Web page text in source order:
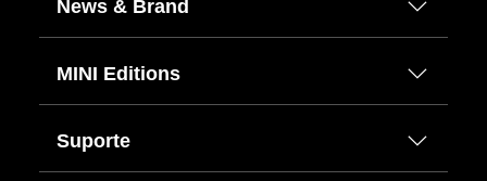
News & Brand
MINI Editions
Suporte